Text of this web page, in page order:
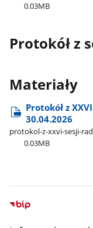
0.03MB
Protokół z
Materiały
Protokół z
30.04.2026
protokol-z-xxvi-sesji-
0.03MB